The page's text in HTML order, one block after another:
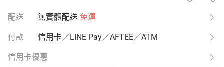
配送 無實體配送 免運
付款 信用卡／LINE Pay／AFTEE／ATM
信用卡優惠